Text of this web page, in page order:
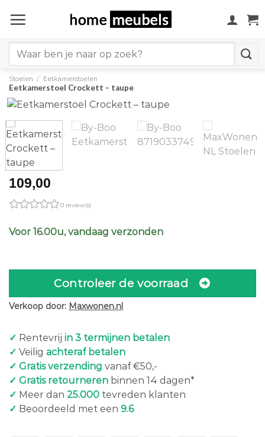
naar
for:
Stoelen / Eetkamerstoelen
Eetkamerstoel Crockett – taupe
109,00
0 review(s)
Voor 16.00u, vandaag verzonden
Controleer de voorraad
Verkoop door: Maxwonen.nl
✓ Rentevrij in 3 termijnen betalen
✓ Veilig achteraf betalen
✓ Gratis verzending vanaf €50,-
✓ Gratis retourneren binnen 14 dagen*
✓ Meer dan 25.000 tevreden klanten
✓ Beoordeeld met een 9.6